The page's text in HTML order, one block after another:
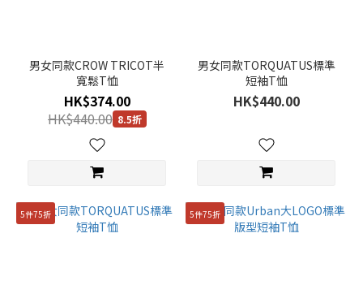
男女同款CROW TRICOT半
寬鬆T恤
HK$374.00
HK$440.00 8.5折
男女同款TORQUATUS標準
短袖T恤
HK$440.00
5件75折 5件75折